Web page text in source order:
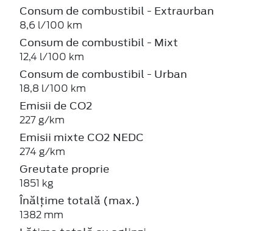
Consum de combustibil - Extraurban
8,6 l/100 km
Consum de combustibil - Mixt
12,4 l/100 km
Consum de combustibil - Urban
18,8 l/100 km
Emisii de CO2
227 g/km
Emisii mixte CO2 NEDC
274 g/km
Greutate proprie
1851 kg
Înălțime totală (max.)
1382 mm